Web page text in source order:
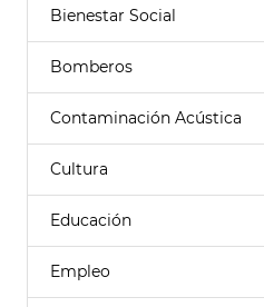
Bienestar Social
Bomberos
Contaminación Acústica
Cultura
Educación
Empleo